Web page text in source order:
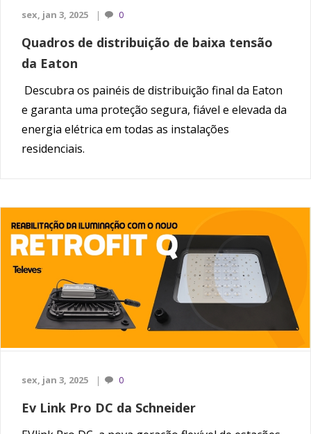
sex, jan 3, 2025 0
Quadros de distribuição de baixa tensão
da Eaton
Descubra os painéis de distribuição final da Eaton
e garanta uma proteção segura, fiável e elevada da
energia elétrica em todas as instalações
residenciais.
sex, jan 3, 2025 0
Ev Link Pro DC da Schneider